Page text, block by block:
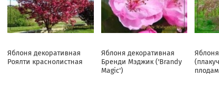
Яблоня декоративная
Роялти краснолистная
Яблоня декоративная
Бренди Мэджик ('Brandy
Magic')